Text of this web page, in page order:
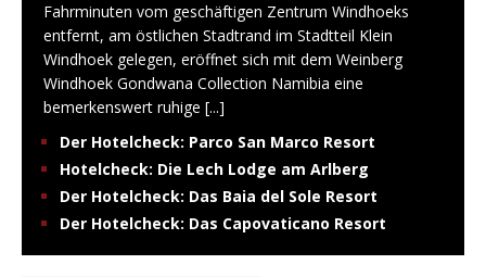
Fahrminuten vom geschäftigen Zentrum Windhoeks
entfernt, am östlichen Stadtrand im Stadtteil Klein
Windhoek gelegen, eröffnet sich mit dem Weinberg
Windhoek Gondwana Collection Namibia eine
bemerkenswert ruhige [...]
Der Hotelcheck: Parco San Marco Resort
Hotelcheck: Die Lech Lodge am Arlberg
Der Hotelcheck: Das Baia del Sole Resort
Der Hotelcheck: Das Capovaticano Resort